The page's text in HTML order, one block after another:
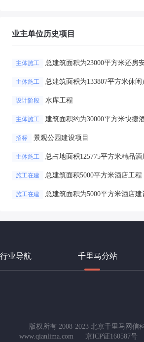
业主单位历史项目
主体施工 总建筑面积为23000平方米还房
主体施工 总建筑面积为133807平方米休闲
设计阶段 水库工程
主体施工 建筑面积约为30000平方米快捷
招标 景观公园建设项目
主体施工 总占地面积125775平方米精品酒
施工在建 总建筑面积5000平方米酒店工程
施工在建 总建筑面积为5000平方米酒店建
行业导航 千里马分站
版权所有 2008-2023 北京千里马网信
www.qianlima.com
京ICP证160587号